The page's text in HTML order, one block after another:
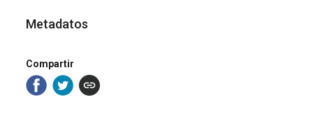
Metadatos
Compartir